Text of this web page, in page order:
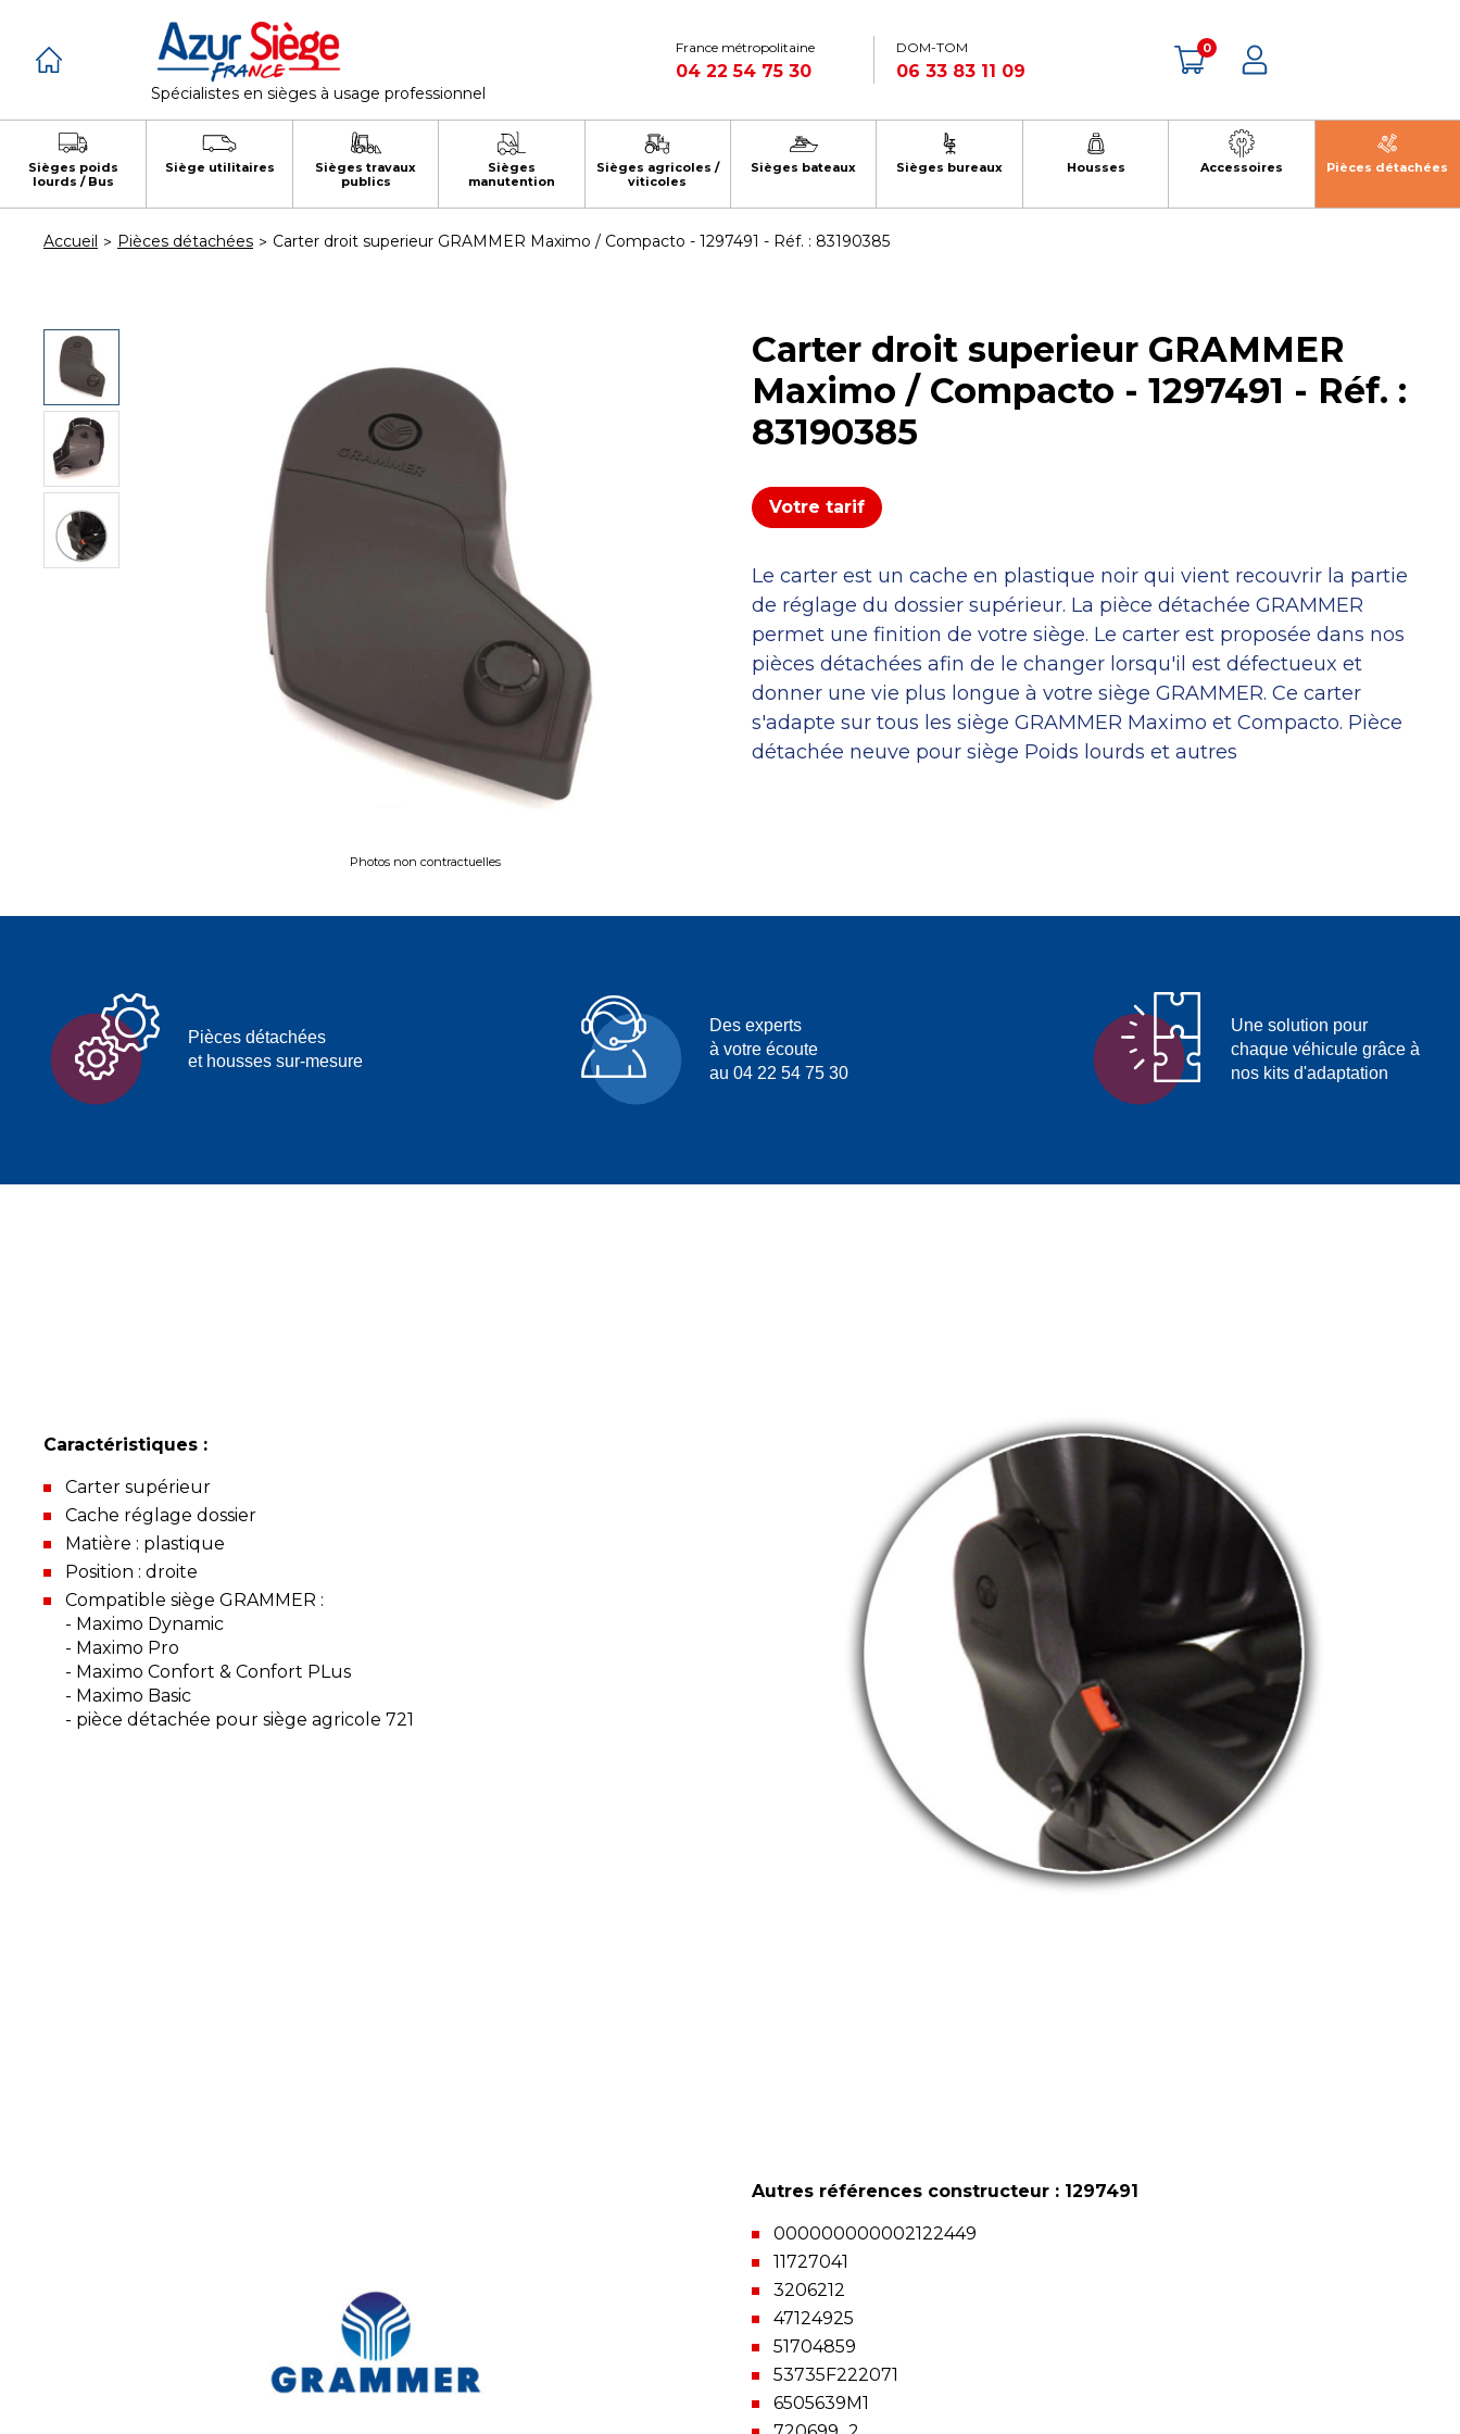
Spécialistes en sièges à usage professionnel
France métropolitaine
04 22 54 75 30
DOM-TOM
06 33 83 11 09
0
Sièges poids
lourds / Bus
Siège utilitaires
Sièges travaux
publics
Sièges
manutention
Sièges agricoles /
viticoles
Sièges bateaux Sièges bureaux Housses Accessoires Pièces détachées
Accueil Pièces détachées Carter droit superieur GRAMMER Maximo / Compacto - 1297491 - Réf. : 83190385
Carter droit superieur GRAMMER
Maximo / Compacto - 1297491 - Réf. :
83190385
Votre tarif
Le carter est un cache en plastique noir qui vient recouvrir la partie
de réglage du dossier supérieur. La pièce détachée GRAMMER
permet une finition de votre siège. Le carter est proposée dans nos
pièces détachées afin de le changer lorsqu'il est défectueux et
donner une vie plus longue à votre siège GRAMMER. Ce carter
s'adapte sur tous les siège GRAMMER Maximo et Compacto. Pièce
détachée neuve pour siège Poids lourds et autres
Photos non contractuelles
Pièces détachées
et housses sur-mesure
Des experts
à votre écoute
au 04 22 54 75 30
Une solution pour
chaque véhicule grâce à
nos kits d'adaptation
Caractéristiques :
Carter supérieur
Cache réglage dossier
Matière : plastique
Position : droite
Compatible siège GRAMMER :
- Maximo Dynamic
- Maximo Pro
- Maximo Confort & Confort PLus
- Maximo Basic
- pièce détachée pour siège agricole 721
Autres références constructeur : 1297491
000000000002122449
11727041
3206212
47124925
51704859
53735F222071
6505639M1